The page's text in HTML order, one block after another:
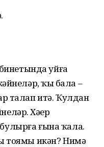
уйға
ҡыҙ бала –
талап итә. Ҡулдан
Хәҙер
ғына ҡала.
тоямы икән? Нимә